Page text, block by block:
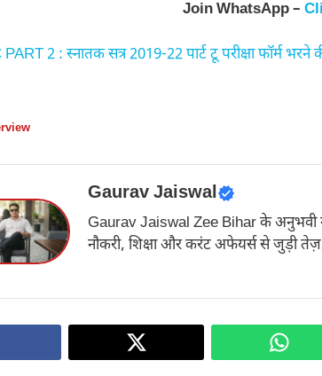
Join WhatsApp –
2 : स्नातक सत्र 2019-22 पार्ट टू परीक्षा फॉर्म
Gaurav Jaiswal
Gaurav Jaiswal Zee Bihar के अनुभवी न्यूज़
नौकरी, शिक्षा और करंट अफेयर्स से जुड़ी